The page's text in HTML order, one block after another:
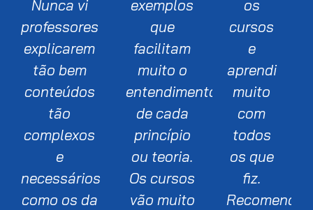
Nunca vi
professores
explicarem
tão bem
conteúdos
tão
complexos
e
necessários
como os da
exemplos
que
facilitam
muito o
entendimento
de cada
princípio
ou teoria.
Os cursos
vão muito
os
cursos
e
aprendi
muito
com
todos
os que
fiz.
Recomendo